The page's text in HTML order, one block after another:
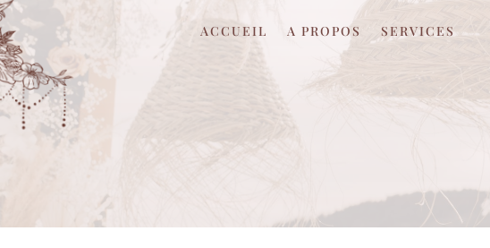
ACCUEIL A PROPOS SERVICES